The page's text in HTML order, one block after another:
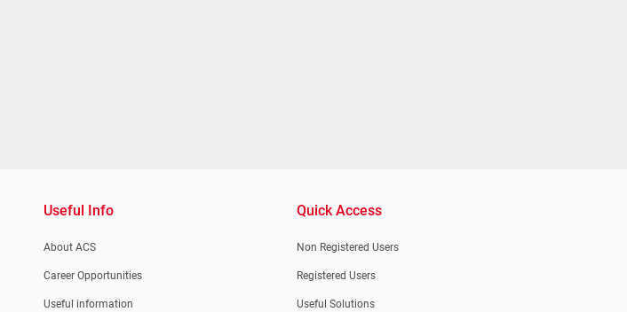
Useful Info
About ACS
Career Opportunities
Useful information
Quick Access
Non Registered Users
Registered Users
Useful Solutions